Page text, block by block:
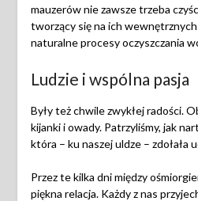
mauzerów nie zawsze trzeba
tworzący się na ich
naturalne procesy oczyszczania
Ludzie i wspólna pasja
Były też chwile zwykłej radości.
kijanki i owady. Patrzyliśmy, jak
która – ku naszej uldze – zdołała
Przez te kilka dni między
piękna relacja. Każdy z nas